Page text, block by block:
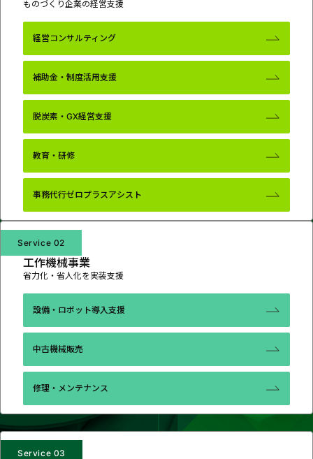
ものづくり企業の経営支援
経営コンサルティング
補助金・制度活用支援
脱炭素・GX経営支援
教育・研修
事務代行ゼロプラスアシスト
Service 02
工作機械事業
省力化・省人化を実装支援
設備・ ロボット導入支援
中古機械販売
修理・ メンテナンス
Service 03